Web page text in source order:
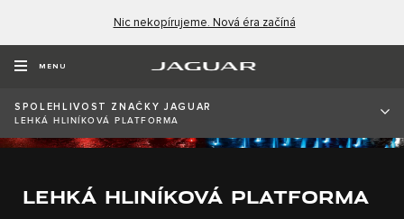
Nic nekopírujeme. Nová éra začíná
MENU
SPOLEHLIVOST ZNAČKY JAGUAR
LEHKÁ HLINÍKOVÁ PLATFORMA
LEHKÁ HLINÍKOVÁ PLATFORMA